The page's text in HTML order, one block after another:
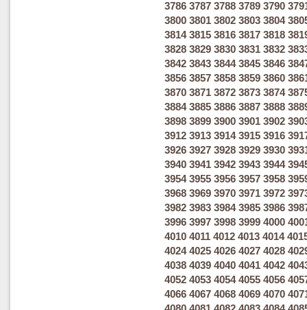
3786 3787 3788 3789 3790
3800 3801 3802 3803 3804
3814 3815 3816 3817 3818
3828 3829 3830 3831 3832
3842 3843 3844 3845 3846
3856 3857 3858 3859 3860
3870 3871 3872 3873 3874
3884 3885 3886 3887 3888
3898 3899 3900 3901 3902
3912 3913 3914 3915 3916
3926 3927 3928 3929 3930
3940 3941 3942 3943 3944
3954 3955 3956 3957 3958
3968 3969 3970 3971 3972
3982 3983 3984 3985 3986
3996 3997 3998 3999 4000
4010 4011 4012 4013 4014
4024 4025 4026 4027 4028
4038 4039 4040 4041 4042
4052 4053 4054 4055 4056
4066 4067 4068 4069 4070